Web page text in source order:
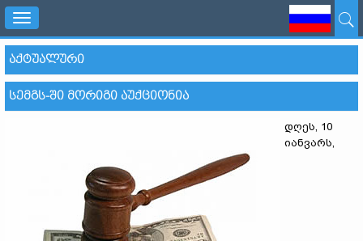
Toggle
navigation
ᲐᲥᲢᲣᲐᲚᲣᲠᲘ
ᲡᲔᲛᲒᲡ-ᲨᲘ ᲛᲝᲠᲘᲒᲘ ᲐᲣᲥᲪᲘᲝᲜᲘᲐ
დღეს, 10
იანვარს,